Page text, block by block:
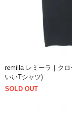
remilla レミーラ｜ク
いいTシャツ)
SOLD OUT